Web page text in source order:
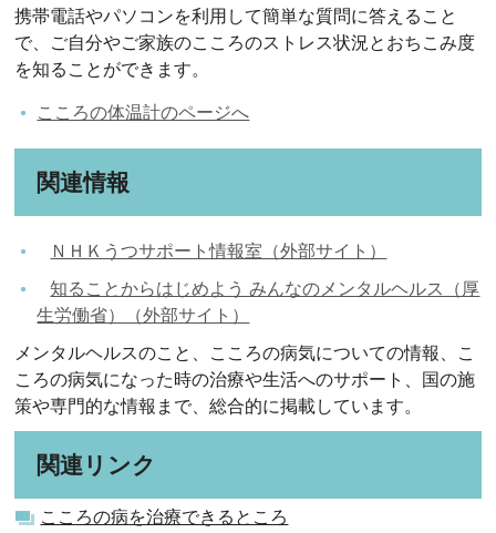
携帯電話やパソコンを利用して簡単な質問に答えること
で、ご自分やご家族のこころのストレス状況とおちこみ度
を知ることができます。
こころの体温計のページへ
関連情報
ＮＨＫうつサポート情報室（外部サイト）
知ることからはじめよう みんなのメンタルヘルス（厚
生労働省）（外部サイト）
メンタルヘルスのこと、こころの病気についての情報、こ
ころの病気になった時の治療や生活へのサポート、国の施
策や専門的な情報まで、総合的に掲載しています。
関連リンク
こころの病を治療できるところ